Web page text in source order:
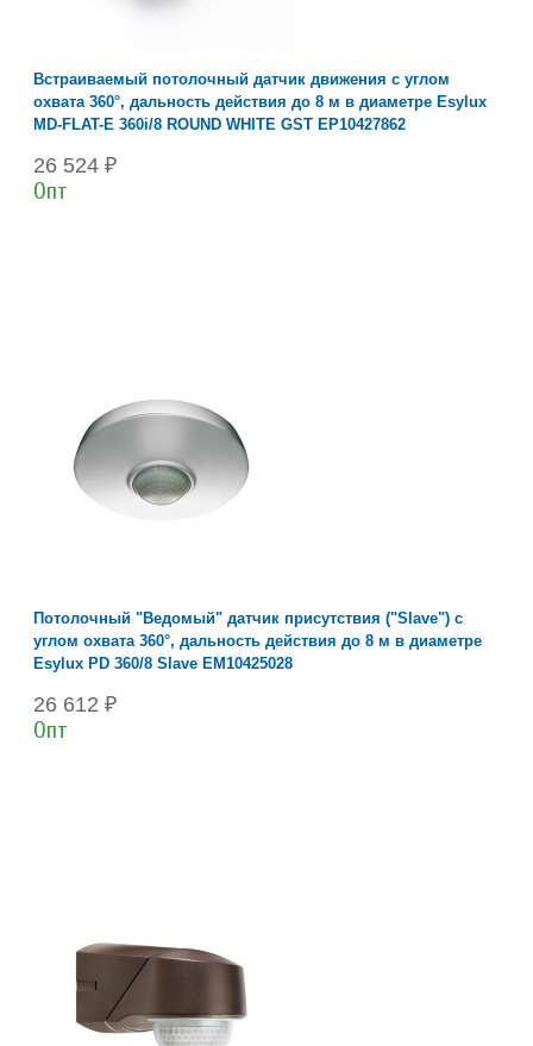
Встраиваемый потолочный датчик движения с углом
охвата 360°, дальность действия до 8 м в диаметре Esylux
MD-FLAT-E 360i/8 ROUND WHITE GST EP10427862
26 524 ₽
Опт
Потолочный "Ведомый" датчик присутствия ("Slave") с
углом охвата 360°, дальность действия до 8 м в диаметре
Esylux PD 360/8 Slave EM10425028
26 612 ₽
Опт